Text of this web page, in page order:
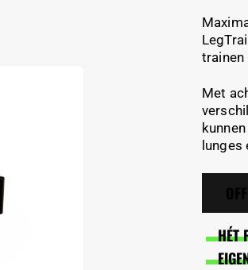
trainen
Met
lunges
HÉT